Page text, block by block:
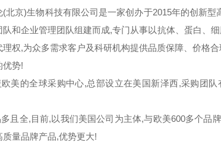
(北京)生物科技有限公司是一家创办于2015年的创新
队和企业管理团队组建而成,专门从事以抗体、蛋白、
理权,为众多需求客户及科研机构提供品质保障、价格合
优势!
美的全球采购中心,总部设立在美国新泽西,采购团
且全,目前,以我们美国公司为主体,与欧美600多个品
质量品牌产品,优势更大!